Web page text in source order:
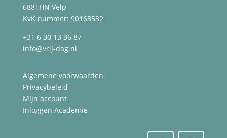
6881HN Velp
KvK nummer: 90163532
+31 6 30 13 36 87
info@vrij-dag.nl
Algemene voorwaarden
Privacybeleid
Mijn account
Inloggen Academie